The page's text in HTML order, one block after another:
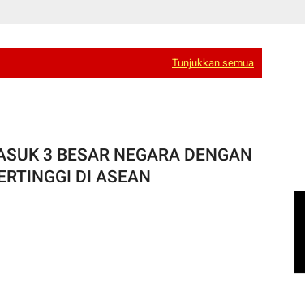
Tunjukkan semua
3 BESAR NEGARA DENGAN
DI ASEAN